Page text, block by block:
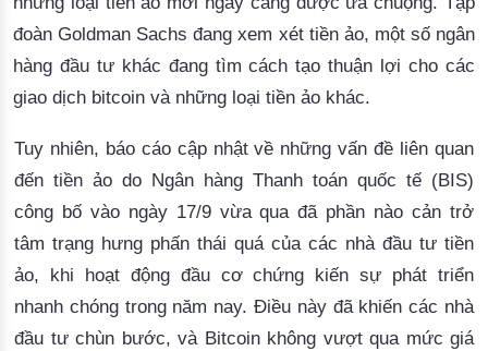
đoàn Goldman Sachs đang xem xét tiền ảo, một số ngân
hàng đầu tư khác đang tìm cách tạo thuận lợi cho các
giao dịch bitcoin và những loại tiền ảo khác.
Tuy nhiên, báo cáo cập nhật về những vấn đề liên quan
đến tiền ảo do Ngân hàng Thanh toán quốc tế (BIS)
công bố vào ngày 17/9 vừa qua đã phần nào cản trở
tâm trạng hưng phấn thái quá của các nhà đầu tư tiền
ảo, khi hoạt động đầu cơ chứng kiến sự phát triển
nhanh chóng trong năm nay. Điều này đã khiến các nhà
đầu tư chùn bước, và Bitcoin không vượt qua mức giá